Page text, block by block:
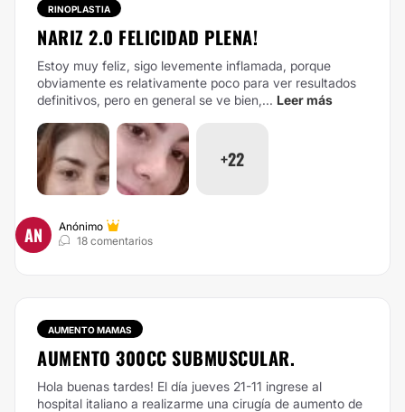
RINOPLASTIA
NARIZ 2.0 FELICIDAD PLENA!
Estoy muy feliz, sigo levemente inflamada, porque
obviamente es relativamente poco para ver resultados
definitivos, pero en general se ve bien,... Leer más
+22
AN
Anónimo
18 comentarios
AUMENTO MAMAS
AUMENTO 300CC SUBMUSCULAR.
Hola buenas tardes! El día jueves 21-11 ingrese al
hospital italiano a realizarme una cirugía de aumento de